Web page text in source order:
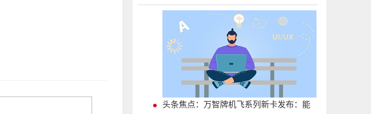
头条焦点：万智牌机飞系列新卡发布：能